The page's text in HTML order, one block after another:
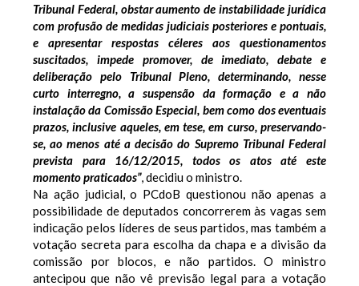
Tribunal Federal, obstar aumento de instabilidade jurídica
com profusão de medidas judiciais posteriores e pontuais,
e apresentar respostas céleres aos questionamentos
suscitados, impede promover, de imediato, debate e
deliberação pelo Tribunal Pleno, determinando, nesse
curto interregno, a suspensão da formação e a não
instalação da Comissão Especial, bem como dos eventuais
prazos, inclusive aqueles, em tese, em curso, preservando-
se, ao menos até a decisão do Supremo Tribunal Federal
prevista para 16/12/2015, todos os atos até este
momento praticados”, decidiu o ministro.
Na ação judicial, o PCdoB questionou não apenas a
possibilidade de deputados concorrerem às vagas sem
indicação pelos líderes de seus partidos, mas também a
votação secreta para escolha da chapa e a divisão da
comissão por blocos, e não partidos. O ministro
antecipou que não vê previsão legal para a votação